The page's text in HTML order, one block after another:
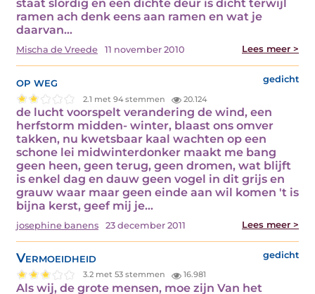
staat slordig en een dichte deur is dicht terwijl
ramen ach denk eens aan ramen en wat je
daarvan…
Mischa de Vreede 11 november 2010 Lees meer >
op weg gedicht
2.1 met 94 stemmen 20.124
de lucht voorspelt verandering de wind, een
herfstorm midden- winter, blaast ons omver
takken, nu kwetsbaar kaal wachten op een
schone lei midwinterdonker maakt me bang
geen heen, geen terug, geen dromen, wat blijft
is enkel dag en dauw geen vogel in dit grijs en
grauw waar maar geen einde aan wil komen 't is
bijna kerst, geef mij je…
josephine banens 23 december 2011 Lees meer >
Vermoeidheid gedicht
3.2 met 53 stemmen 16.981
Als wij, de grote mensen, moe zijn Van het